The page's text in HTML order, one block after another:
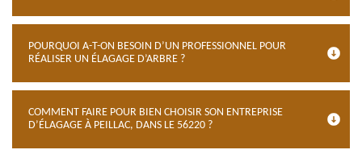
POURQUOI A-T-ON BESOIN D’UN PROFESSIONNEL POUR
RÉALISER UN ÉLAGAGE D’ARBRE ?
COMMENT FAIRE POUR BIEN CHOISIR SON ENTREPRISE
D’ÉLAGAGE À PEILLAC, DANS LE 56220 ?